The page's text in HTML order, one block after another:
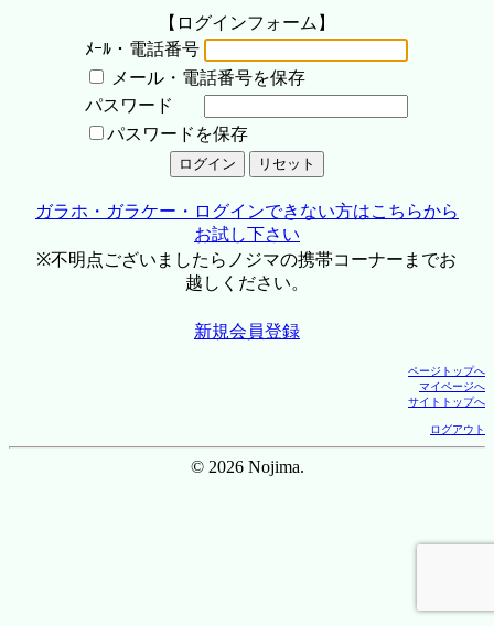
【ログインフォーム】
ﾒｰﾙ・電話番号
メール・電話番号を保存
パスワード
パスワードを保存
ガラホ・ガラケー・ログインできない方はこちらから
お試し下さい
※不明点ございましたらノジマの携帯コーナーまでお
越しください。
新規会員登録
ページトップへ
マイページへ
サイトトップへ
ログアウト
© 2026 Nojima.